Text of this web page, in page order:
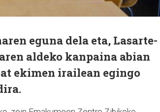
eguna dela eta, Lasarte-
aldeko kanpaina abian
ekimen irailean egingo